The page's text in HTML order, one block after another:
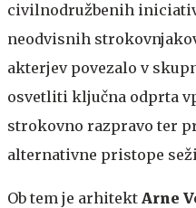
civilnodružbenih
neodvisnih
akterjev povezalo v
osvetliti ključna odprta
strokovno razpravo ter
alternativne pristope
Ob tem je arhitekt Arne